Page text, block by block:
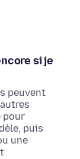
si je
peuvent
pour
puis
une